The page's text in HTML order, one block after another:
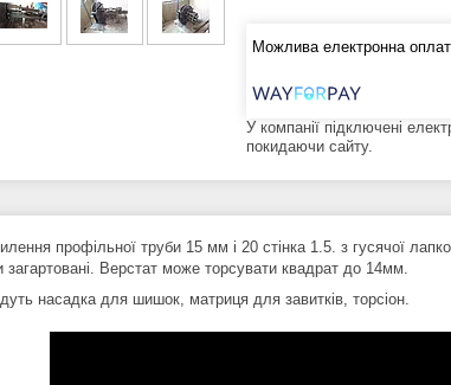
У компанії підключені
покидаючи сайту.
профільної труби 15 мм і 20 стінка 1.5. з гусячої
загартовані. Верстат може торсувати квадрат до 14мм.
насадка для шишок, матриця для завитків, торсіон.